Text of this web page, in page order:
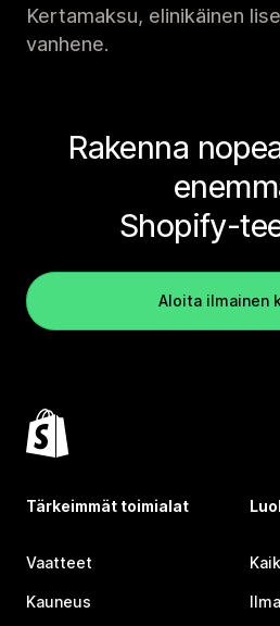
Kertamaksu, elinikäinen
vanhene.
Rakenna
Shopify-
Aloita ilmainen
Tärkeimmät toimialat
Vaatteet
Kauneus